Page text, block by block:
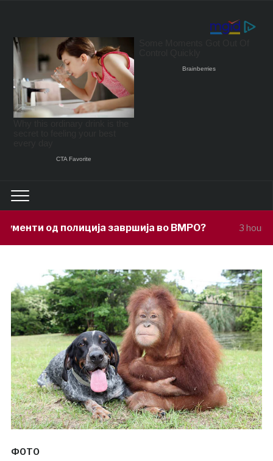
завршија во ВМРО? 3 hours ago Под
ФОТО